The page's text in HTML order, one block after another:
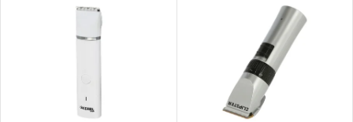
Nejprodávanější